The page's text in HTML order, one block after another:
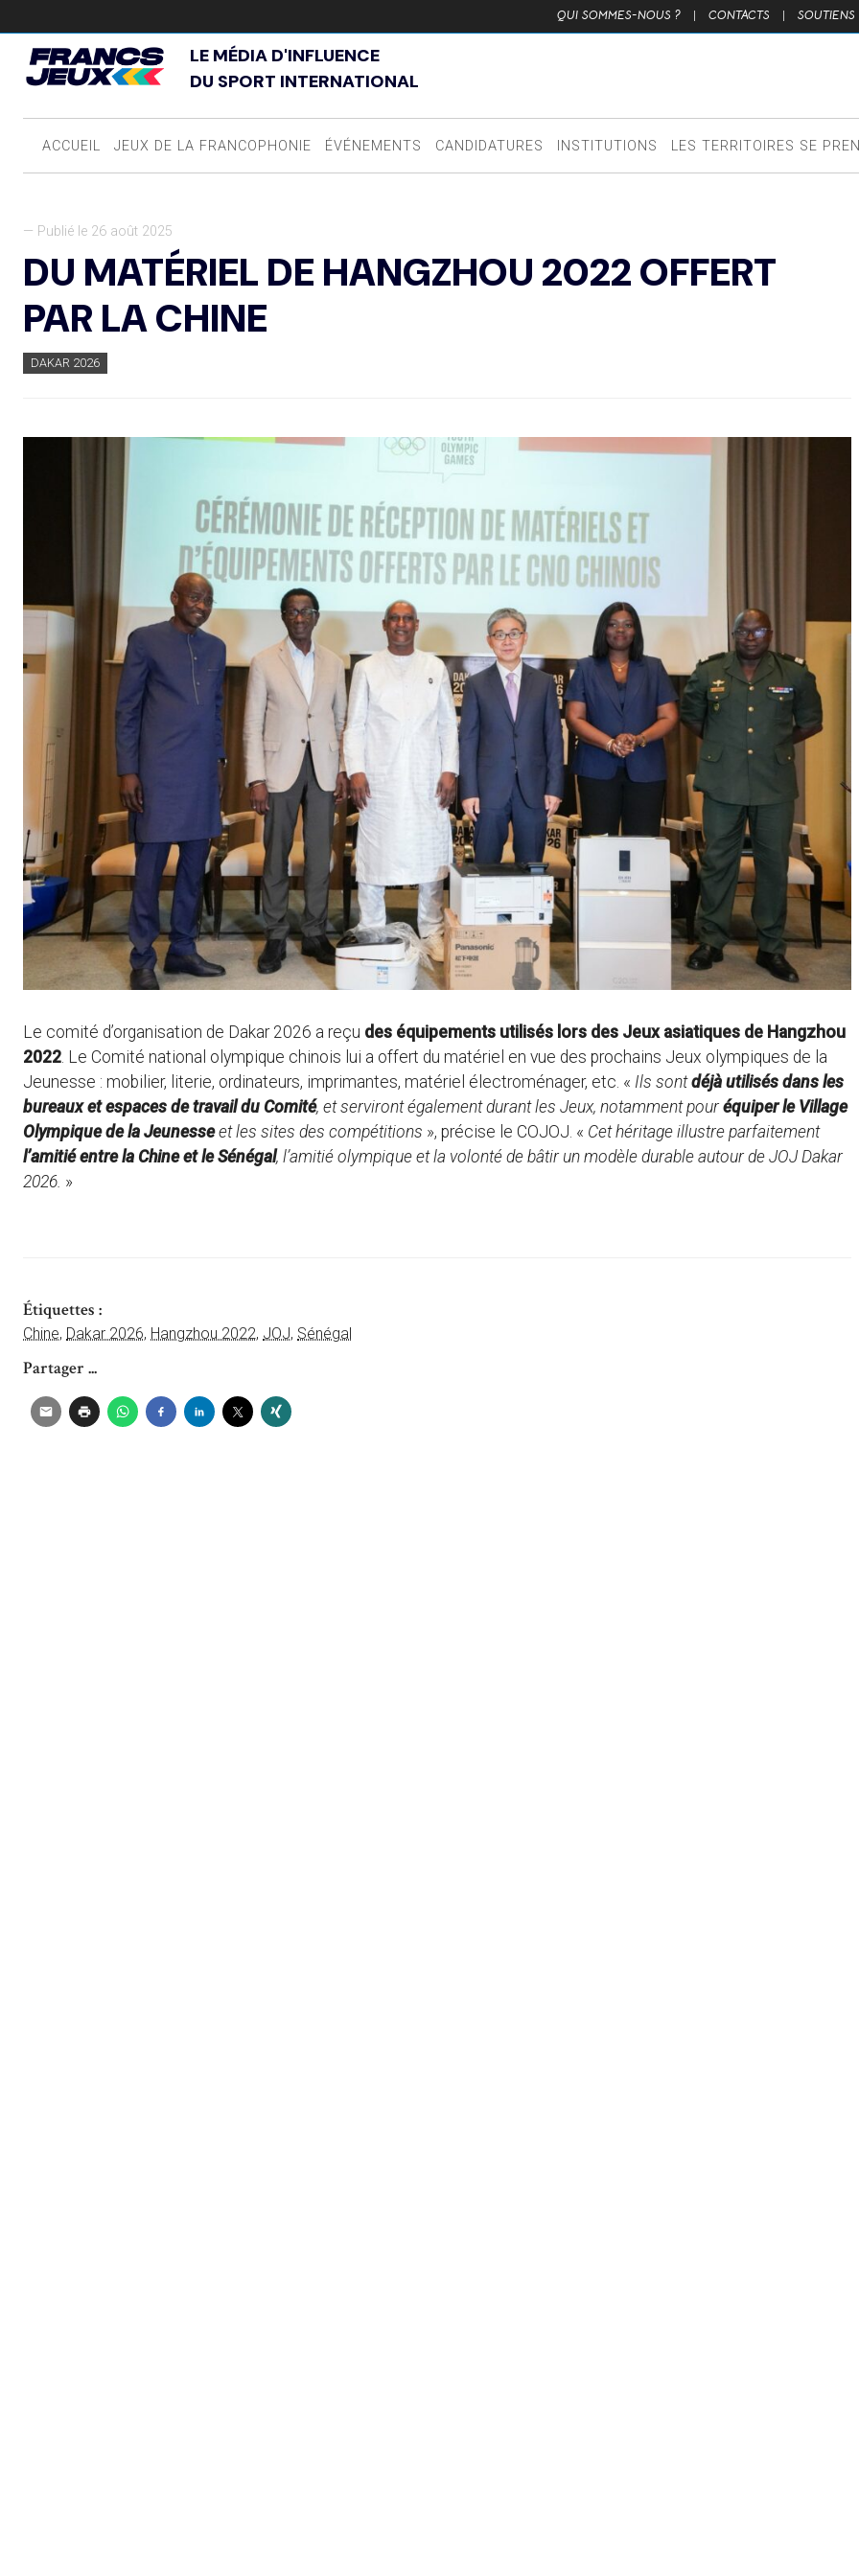
QUI SOMMES-NOUS ? | CONTACTS | SOUTIENS
LE MÉDIA D'INFLUENCE
DU SPORT INTERNATIONAL
ACCUEIL JEUX DE LA FRANCOPHONIE ÉVÉNEMENTS CANDIDATURES INSTITUTIONS LES TERRITOIRES SE
— Publié le 26 août 2025
DU MATÉRIEL DE HANGZHOU 2022 OFFERT
PAR LA CHINE
DAKAR 2026
Le comité d’organisation de Dakar 2026 a reçu des équipements utilisés lors des Jeux asiatiques de Hangzhou
2022 . Le Comité national olympique chinois lui a offert du matériel en vue des prochains Jeux olympiques de la
Jeunesse : mobilier, literie, ordinateurs, imprimantes, matériel électroménager, etc. « Ils sontdéjà utilisés dans les
bureaux et espaces de travail du Comité, et serviront également durant les Jeux, notamment pouréquiper le Village
Olympique de la Jeunesseet les sites des compétitions », précise le COJOJ. « Cet héritage illustre parfaitement
l’amitié entre la Chine et le Sénégal, l’amitié olympique et la volonté de bâtir un modèle durable autour de JOJ Dakar
2026. »
Étiquettes :
Chine, Dakar 2026, Hangzhou 2022, JOJ, Sénégal
Partager ...